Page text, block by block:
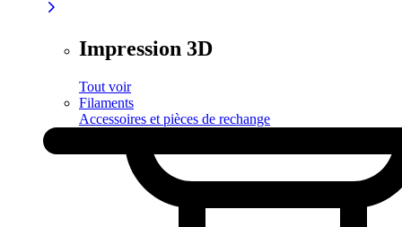
Impression 3D
Tout voir
Filaments
Accessoires et pièces de rechange